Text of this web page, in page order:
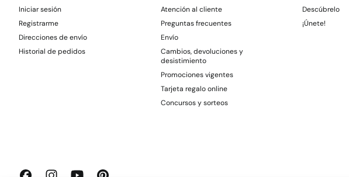
Iniciar sesión
Registrarme
Direcciones de envío
Historial de pedidos
Atención al cliente
Preguntas frecuentes
Envío
Cambios, devoluciones y
desistimiento
Promociones vigentes
Tarjeta regalo online
Concursos y sorteos
Descúbrelo
¡Únete!